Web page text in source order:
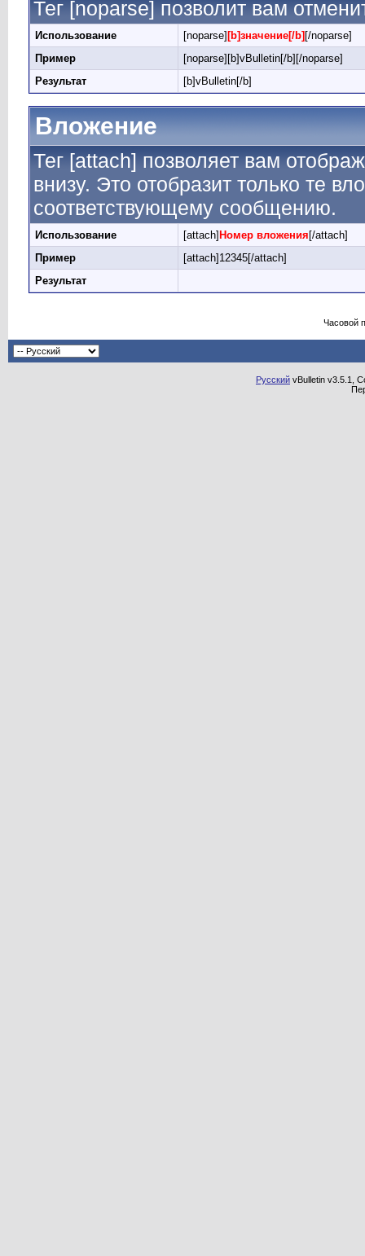
Тег [noparse] позволит вам
Использование [noparse] [b]значение[/b] [/noparse]
Пример
[noparse][b]vBulletin[/b][/noparse]
Результат
[b]vBulletin[/b]
Вложение
Тег [attach] позволяет вам
внизу. Это отобразит только те
соответствующему сообщению.
Использование [attach] Номер вложения [/attach]
Пример
[attach]12345[/attach]
Результат
Часовой
Русский vBulletin v3.5.1,